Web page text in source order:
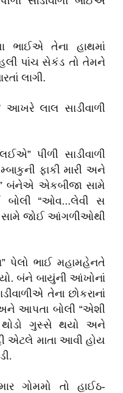
ભાઈએ તેના હાથમાં
પાંચ સેકંડ તો તેમને
લાગી.
આખરે લાલ સાડીવાળી
પીળી સાડીવાળી
ફાકી મારી અને
બંનેએ એકબીજા સામે
બોલી “ઓવ...લેવી સ
સામે જોઈ આંગળીઓથી
પેલો ભાઈ મહામહેનતે
બંને બાયુંની આંખોનાં
તેના છોકરાનાં
અને આપતા બોલી “એશી
થોડો ગુસ્સે થયો અને
એટલે માતા આવી હોય
ગોમમો તો હાઈઠ-